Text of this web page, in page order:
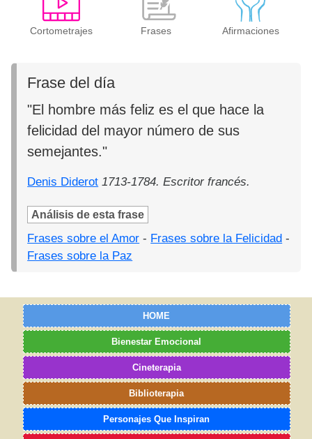
Cortometrajes Frases Afirmaciones
Frase del día
"El hombre más feliz es el que hace la
felicidad del mayor número de sus
semejantes."
Denis Diderot 1713-1784. Escritor francés.
Análisis de esta frase
Frases sobre el Amor - Frases sobre la Felicidad -
Frases sobre la Paz
HOME
Bienestar Emocional
Cineterapia
Biblioterapia
Personajes Que Inspiran